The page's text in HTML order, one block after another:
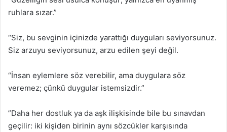
ruhlara sızar.”
“Siz, bu sevginin içinizde yarattığı duyguları seviyorsunuz.
Siz arzuyu seviyorsunuz, arzu edilen şeyi değil.
“İnsan eylemlere söz verebilir, ama duygulara söz
veremez; çünkü duygular istemsizdir.”
”Daha her dostluk ya da aşk ilişkisinde bile bu sınavdan
geçilir: iki kişiden birinin aynı sözcükler karşısında